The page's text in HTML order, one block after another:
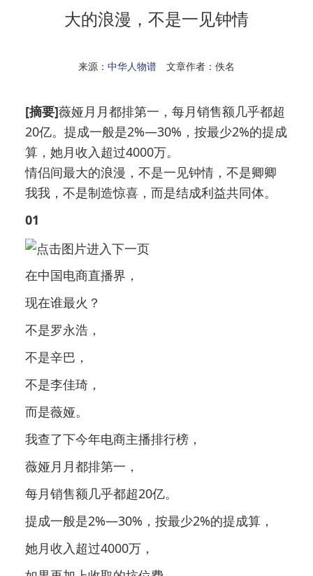
大的浪漫，不是一见钟情
来源： 中华人物谱 文章作者：佚名
[摘要]薇娅月月都排第一，每月销售额几乎都超
20亿。提成一般是2%—30%，按最少2%的提成
算，她月收入超过4000万。
情侣间最大的浪漫，不是一见钟情，不是卿卿
我我，不是制造惊喜，而是结成利益共同体。
01
在中国电商直播界，
现在谁最火？
不是罗永浩，
不是辛巴，
不是李佳琦，
而是薇娅。
我查了下今年电商主播排行榜，
薇娅月月都排第一，
每月销售额几乎都超20亿。
提成一般是2%—30%，按最少2%的提成算，
她月收入超过4000万，